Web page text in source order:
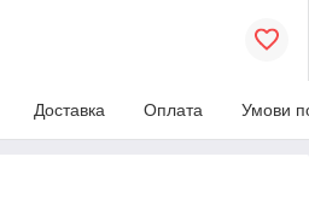
Доставка Оплата Умови